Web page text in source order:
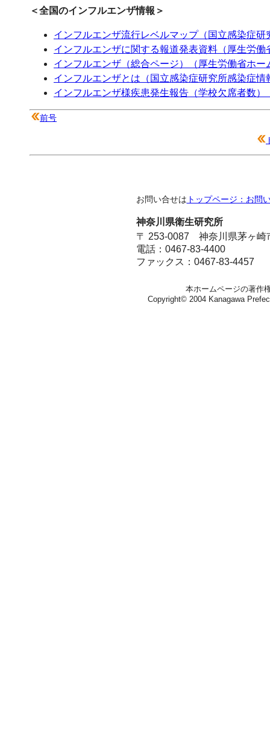
＜全国のインフルエンザ情報＞
インフルエンザ流行レベルマップ（国立感染症
インフルエンザに関する報道発表資料（厚生労働
インフルエンザ（総合ページ）（厚生労働省ホー
インフルエンザとは（国立感染症研究所感染症
インフルエンザ様疾患発生報告（学校欠席者数
前号
お問い合せは トップページ：お問
神奈川県衛生研究所
〒 253-0087 神奈川県茅ヶ崎
電話：0467-83-4400
ファックス：0467-83-4457
本ホームページの著作
Copyright© 2004 Kanagawa